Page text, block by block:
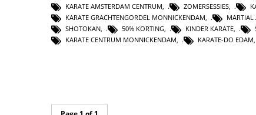
KARATE AMSTERDAM CENTRUM
ZOMERSESSIES
KARATE GRACHTENGORDEL MONNICKENDAM, MARTIAL
SHOTOKAN, 50% KORTING, KINDER KARATE,
KARATE CENTRUM MONNICKENDAM, KARATE-DO EDAM,